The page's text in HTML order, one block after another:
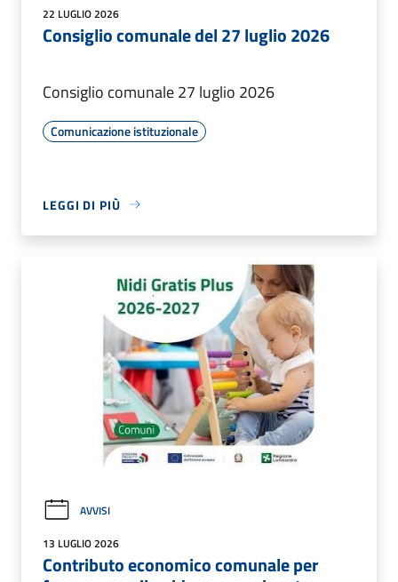
22 LUGLIO 2026
Consiglio comunale del 27 luglio 2026
Consiglio comunale 27 luglio 2026
Comunicazione istituzionale
LEGGI DI PIÙ
AVVISI
13 LUGLIO 2026
Contributo economico comunale per